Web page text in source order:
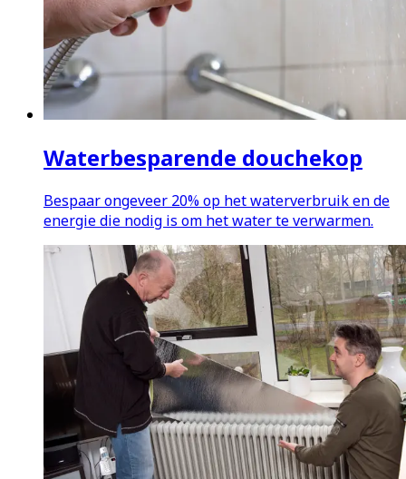
Waterbesparende douchekop
Bespaar ongeveer 20% op het waterverbruik en de
energie die nodig is om het water te verwarmen.